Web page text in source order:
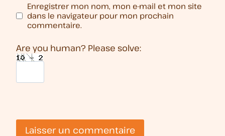
Enregistrer mon nom, mon e-mail et mon site
dans le navigateur pour mon prochain
commentaire.
Are you human? Please solve: